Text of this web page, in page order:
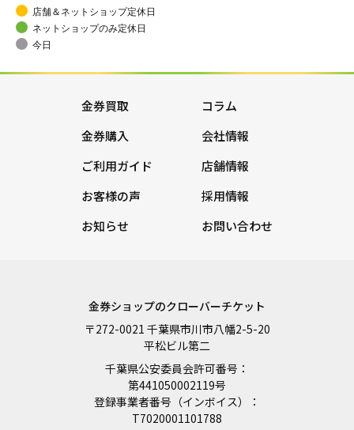
店舗＆ネットショップ定休日
ネットショップのみ定休日
今日
金券買取
金券購入
ご利用ガイド
お客様の声
お知らせ
コラム
会社情報
店舗情報
採用情報
お問い合わせ
金券ショップのクローバーチケット
〒272-0021 千葉県市川市八幡2-5-20
平松ビル第二
千葉県公安委員会許可番号：
第441050002119号
登録事業者番号（インボイス）：
T7020001101788